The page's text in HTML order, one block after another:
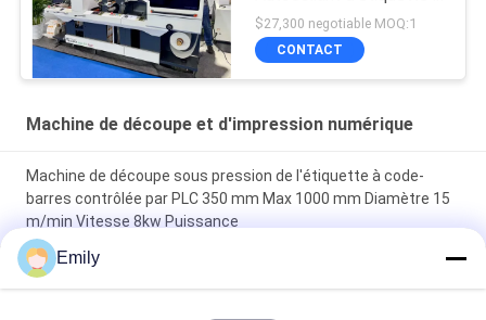
découpe
$27,300 negotiable MOQ:1
CONTACT
Machine de découpe et d'impression numérique
Machine de découpe sous pression de l'étiquette à code-
barres contrôlée par PLC 350 mm Max 1000 mm Diamètre 15
m/min Vitesse 8kw Puissance
400m/min Vitesse maximale de découpe sous pression
Fabricant d'étiquettes pour une haute précision et efficacité
Emily